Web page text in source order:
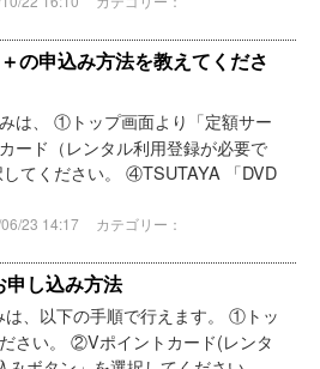
の申込み方法を教えてくださ
は、 ①トップ画面より「定額サー
ード（レンタル利用登録が必要で
てください。 ④TSUTAYA 「DVD
23 14:17
カテゴリー：
し込み方法
は、以下の手順で行えます。 ①トッ
さい。 ②Vポイントカード(レンタ